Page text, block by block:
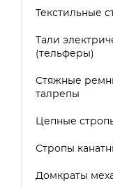
Текстильные
Тали
(тельферы)
Стяжные
талрепы
Цепные
Стропы
Домкраты